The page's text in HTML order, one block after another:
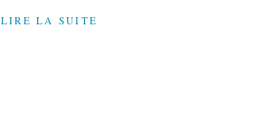
LIRE LA SUITE